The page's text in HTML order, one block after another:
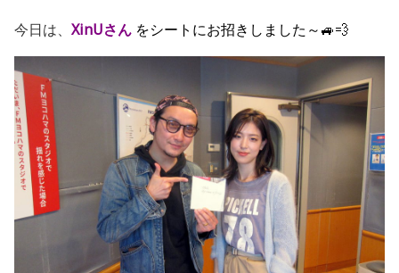
今日は、 XinUさん をシートにお招きしました～🚙💨